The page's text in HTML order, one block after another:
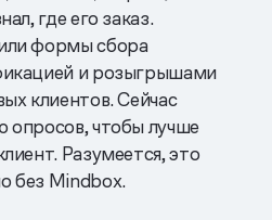
где его заказ.
формы сбора
и розыгрышами
клиентов. Сейчас
опросов, чтобы лучше
Разумеется, это
без Mindbox.